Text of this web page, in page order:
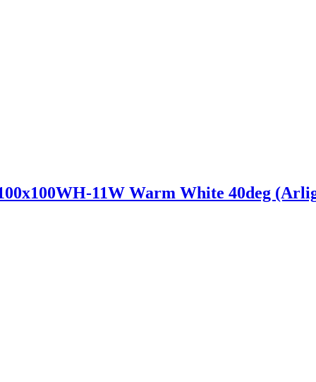
11W Warm White 40deg